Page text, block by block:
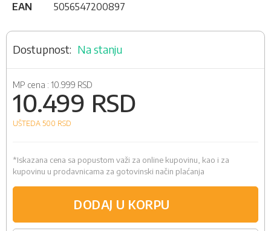
EAN
5056547200897
Na stanju
MP cena : 10.999 RSD
10.499 RSD
UŠTEDA 500 RSD
*Iskazana cena sa popustom važi za online kupovinu, kao i za
kupovinu u prodavnicama za gotovinski način plaćanja
DODAJ U KORPU